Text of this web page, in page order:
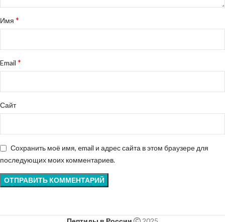
Имя *
Email *
Сайт
Сохранить моё имя, email и адрес сайта в этом браузере для
последующих моих комментариев.